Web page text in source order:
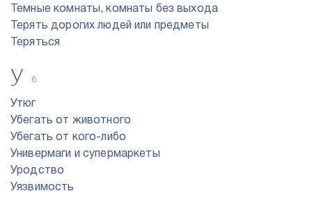
Темные комнаты, комнаты без выхода
Терять дорогих людей или предметы
Теряться
У 6
Утюг
Убегать от животного
Убегать от кого-либо
Универмаги и супермаркеты
Уродство
Уязвимость